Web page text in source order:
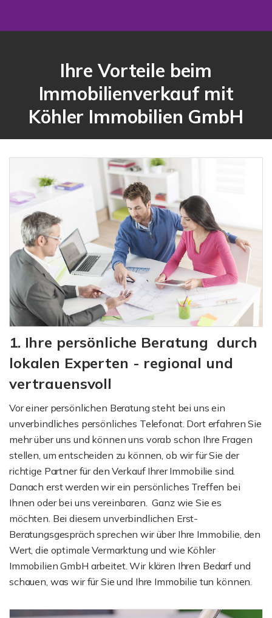
Ihre Vorteile beim
Immobilienverkauf mit
Köhler Immobilien GmbH
1. Ihre persönliche Beratung durch
lokalen Experten - regional und
vertrauensvoll
Vor einer persönlichen Beratung steht bei uns ein
unverbindliches persönliches Telefonat. Dort erfahren Sie
mehr über uns und können uns vorab schon Ihre Fragen
stellen, um entscheiden zu können, ob wir für Sie der
richtige Partner für den Verkauf Ihrer Immobilie sind.
Danach erst werden wir ein persönliches Treffen bei
Ihnen oder bei uns vereinbaren. Ganz wie Sie es
möchten. Bei diesem unverbindlichen Erst-
Beratungsgespräch sprechen wir über Ihre Immobilie, den
Wert, die optimale Vermarktung und wie Köhler
Immobilien GmbH arbeitet. Wir klären Ihren Bedarf und
schauen, was wir für Sie und Ihre Immobilie tun können.